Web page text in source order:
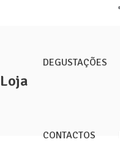
DEGUSTAÇÕES
CONTACTOS
Loja